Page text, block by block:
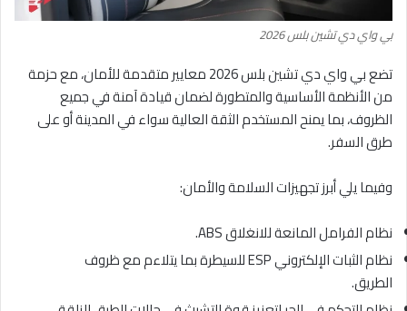
بي واي دي تشين بلس 2026
تضع بي واي دي تشين بلس 2026 معايير متقدمة للأمان، مع حزمة
من الأنظمة الأساسية والمتطورة لضمان قيادة آمنة في جميع
الظروف، بما يمنح المستخدم الثقة العالية سواء في المدينة أو على
طرق السفر.
وفيما يلي أبرز تجهيزات السلامة والأمان:
نظام الفرامل المانعة للانغلاق ABS.
نظام الثبات الإلكتروني ESP للسيطرة بما يتلاءم مع ظروف
الطريق.